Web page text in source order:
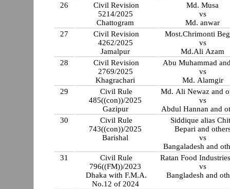
26
Civil Revision
5214/2025
Chattogram
Md. Musa
vs
Md. anwar
27
Civil Revision
4262/2025
Jamalpur
Most.Chrimonti
vs
Md.Ali Azam
28
Civil Revision
2769/2025
Khagrachari
Abu Muhammad
vs
Md. Alamgir
29
Civil Rule
485((con))/2025
Gazipur
Md. Ali Newaz and
vs
Abdul Hannan and
30
Civil Rule
743((con))/2025
Barishal
Siddique alias
Bepari and
vs
Bangaladesh and
31
Civil Rule
796((FM))/2023
Dhaka with F.M.A.
No.12 of 2024
Ratan Food
vs
Bangladesh and